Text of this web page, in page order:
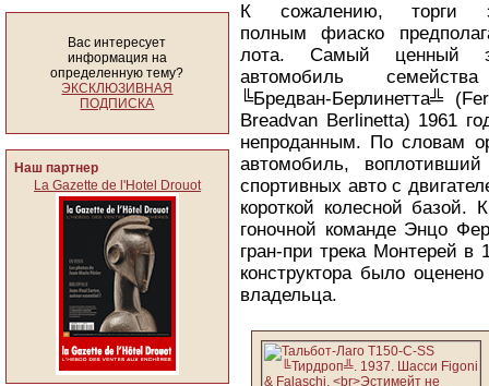
Вас интересует
информация на
определенную тему?
ЭКСКЛЮЗИВНАЯ
ПОДПИСКА
Наш партнер
La Gazette de l'Hotel Drouot
К сожалению, торги
полным фиаско
лота. Самый ценный
автомобиль
╚Бредван-Берлинетта╩
Breadvan Berlinetta) 1961
непроданным. По словам
автомобиль,
спортивных авто с
короткой колесной базой.
гоночной команде Энцо
гран-при трека Монтерей в
конструктора было
владельца.